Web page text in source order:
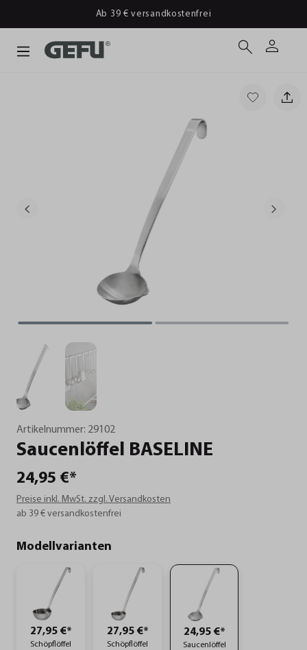
Ab 39 € versandkostenfrei
Artikelnummer: 29102
Saucenlöffel BASELINE
24,95 €*
Preise inkl. MwSt. zzgl. Versandkosten
ab 39 € versandkostenfrei
Modellvarianten
27,95 €*
Schöpflöffel
27,95 €*
Schöpflöffel
24,95 €*
Saucenlöffel